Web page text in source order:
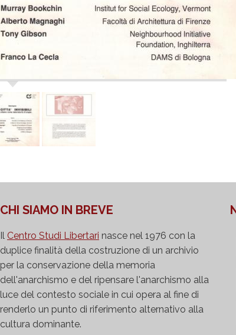
CHI SIAMO IN BREVE
Il Centro Studi Libertari nasce nel 1976 con la
duplice finalità della costruzione di un archivio
per la conservazione della memoria
dell'anarchismo e del ripensare l'anarchismo alla
luce del contesto sociale in cui opera al fine di
renderlo un punto di riferimento alternativo alla
cultura dominante.